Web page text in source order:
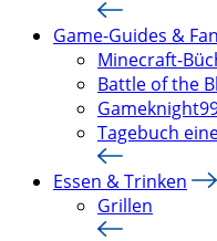
Game-Guides &
Minecraft-
Battle of the
Tagebuch
Essen & Trinken
Grillen